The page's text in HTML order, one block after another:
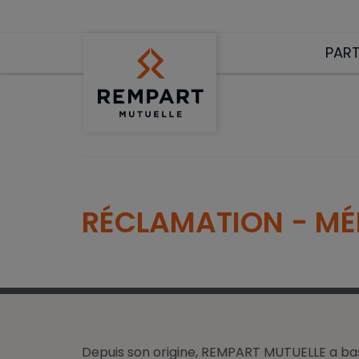
Complémentaire Santé
Solution Internationale
RÉCLAMATION -
Depuis son origine, REMPART MUTUELLE